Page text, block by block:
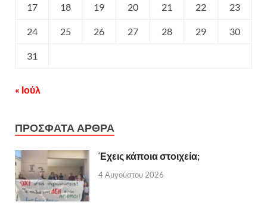
17 18 19 20 21 22 23
24 25 26 27 28 29 30
31
« Ιούλ
ΠΡΟΣΦΑΤΑ ΑΡΘΡΑ
Έχεις κάποια στοιχεία;
4 Αυγούστου 2026